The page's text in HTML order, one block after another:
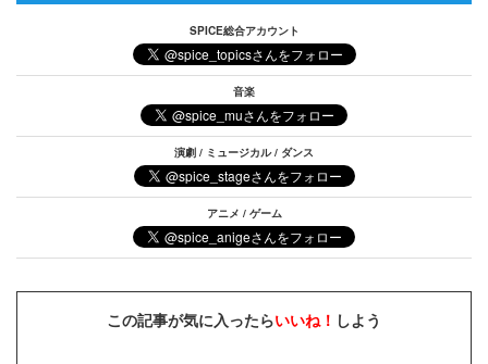
SPICE総合アカウント
音楽
演劇 / ミュージカル / ダンス
アニメ / ゲーム
この記事が気に入ったらいいね！ しよう